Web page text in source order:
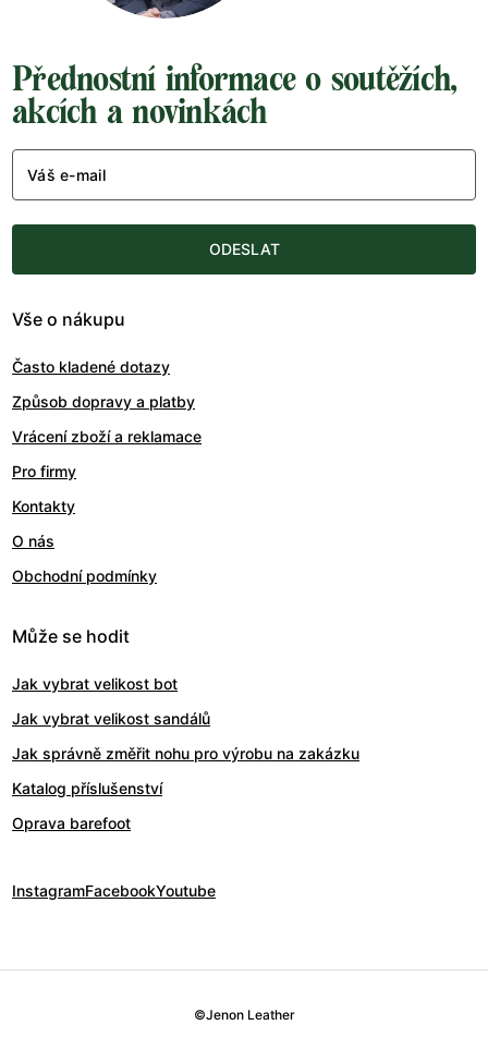
Přednostní informace o soutěžích,
akcích a novinkách
Váš e-mail
ODESLAT
Vše o nákupu
Často kladené dotazy
Způsob dopravy a platby
Vrácení zboží a reklamace
Pro firmy
Kontakty
O nás
Obchodní podmínky
Může se hodit
Jak vybrat velikost bot
Jak vybrat velikost sandálů
Jak správně změřit nohu pro výrobu na zakázku
Katalog příslušenství
Oprava barefoot
InstagramFacebookYoutube
©Jenon Leather